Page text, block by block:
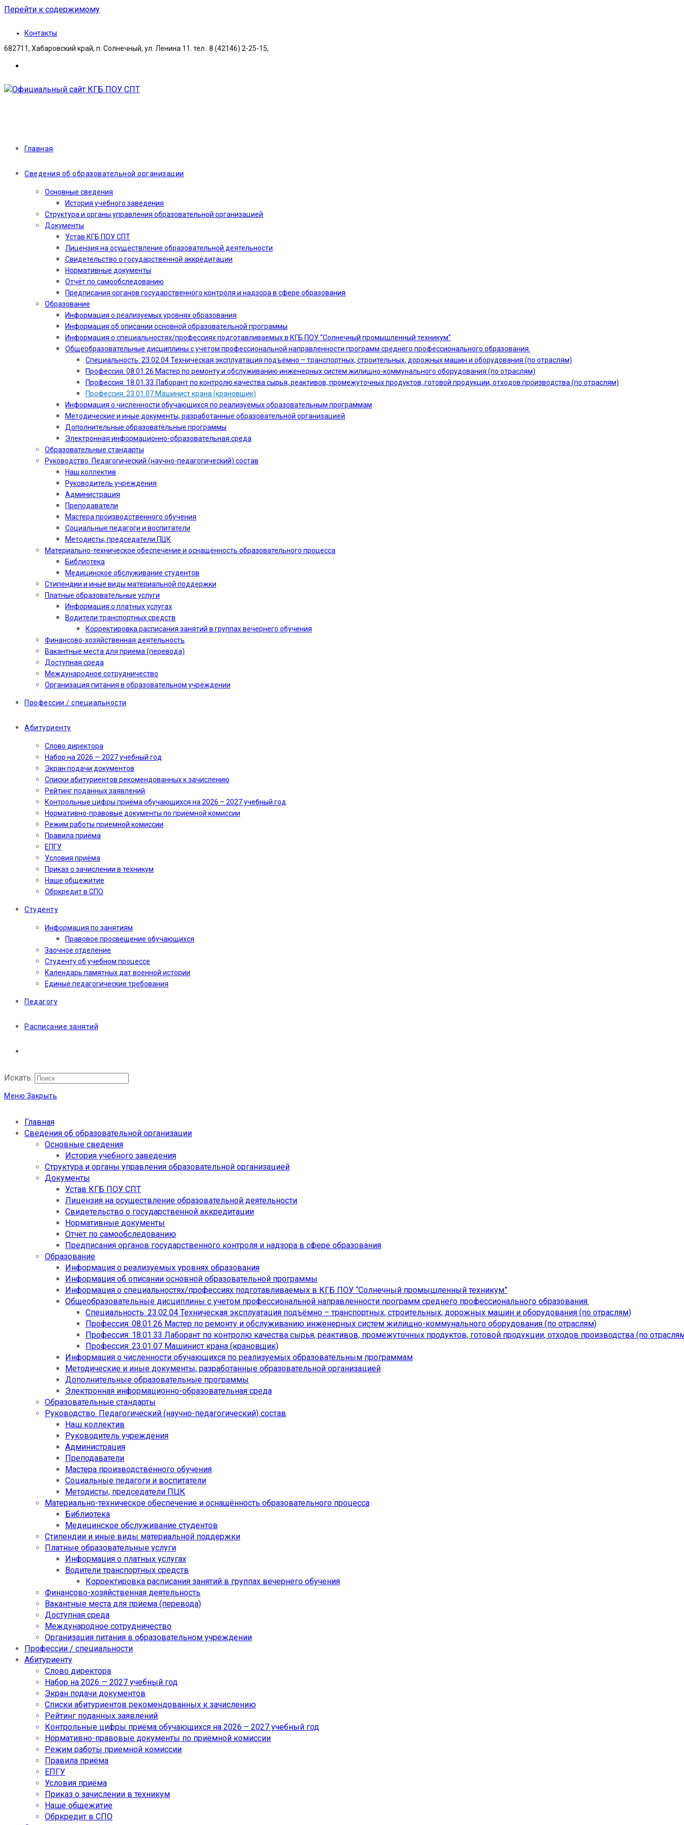
Перейти к содержимому
Контакты
682711, Хабаровский край, п. Солнечный, ул. Ленина 11. тел.: 8 (42146) 2-25-15,
Главная
Сведения об образовательной организации
Основные сведения
История учебного заведения
Структура и органы управления образовательной организацией
Документы
Устав КГБ ПОУ СПТ
Лицензия на осуществление образовательной деятельности
Свидетельство о государственной аккредитации
Нормативные документы
Отчёт по самообследованию
Предписания органов государственного контроля и надзора в сфере образования
Образование
Информация о реализуемых уровнях образования
Информация об описании основной образовательной программы
Информация о специальностях/профессиях подготавливаемых в КГБ ПОУ “Солнечный промышленный техникум”
Общеобразовательные дисциплины с учетом профессиональной направленности программ среднего профессионального образования.
Специальность: 23.02.04 Техническая эксплуатация подъёмно – транспортных, строительных, дорожных машин и оборудования (по отраслям)
Профессия: 08.01.26 Мастер по ремонту и обслуживанию инженерных систем жилищно-коммунального оборудования (по отраслям)
Профессия: 18.01.33 Лаборант по контролю качества сырья, реактивов, промежуточных продуктов, готовой продукции, отходов производства (по отраслям)
Профессия: 23.01.07 Машинист крана (крановщик)
Информация о численности обучающихся по реализуемых образовательным программам
Методические и иные документы, разработанные образовательной организацией
Дополнительные образовательные программы
Электронная информационно-образовательная среда
Образовательные стандарты
Руководство. Педагогический (научно-педагогический) состав
Наш коллектив
Руководитель учреждения
Администрация
Преподаватели
Мастера производственного обучения
Социальные педагоги и воспитатели​
Методисты, председатели ПЦК
Материально-техническое обеспечение и оснащённость образовательного процесса
Библиотека
Медицинское обслуживание студентов
Стипендии и иные виды материальной поддержки
Платные образовательные услуги
Информация о платных услугах
Водители транспортных средств
Корректировка расписания занятий в группах вечернего обучения
Финансово-хозяйственная деятельность
Вакантные места для приема (перевода)
Доступная среда
Международное сотрудничество
Организация питания в образовательном учреждении
Профессии / специальности
Абитуриенту
Слово директора
Набор на 2026 — 2027 учебный год
Экран подачи документов
Cписки абитуриентов рекомендованных к зачислению
Рейтинг поданных заявлений
Контрольные цифры приёма обучающихся на 2026 – 2027 учебный год
Нормативно-правовые документы по приёмной комиссии
Режим работы приемной комиссии
Правила приёма
ЕПГУ
Условия приёма
Приказ о зачислении в техникум
Наше общежитие
Обркредит в СПО
Студенту
Информация по занятиям
Правовое просвещение обучающихся
Заочное отделение
Студенту об учебном процессе
Календарь памятных дат военной истории
Единые педагогические требования
Педагогу
Расписание занятий
Искать:
Меню Закрыть
Главная
Сведения об образовательной организации
Основные сведения
История учебного заведения
Структура и органы управления образовательной организацией
Документы
Устав КГБ ПОУ СПТ
Лицензия на осуществление образовательной деятельности
Свидетельство о государственной аккредитации
Нормативные документы
Отчёт по самообследованию
Предписания органов государственного контроля и надзора в сфере образования
Образование
Информация о реализуемых уровнях образования
Информация об описании основной образовательной программы
Информация о специальностях/профессиях подготавливаемых в КГБ ПОУ “Солнечный промышленный техникум”
Общеобразовательные дисциплины с учетом профессиональной направленности программ среднего профессионального образования.
Специальность: 23.02.04 Техническая эксплуатация подъёмно – транспортных, строительных, дорожных машин и оборудования (по отраслям)
Профессия: 08.01.26 Мастер по ремонту и обслуживанию инженерных систем жилищно-коммунального оборудования (по отраслям)
Профессия: 18.01.33 Лаборант по контролю качества сырья, реактивов, промежуточных продуктов, готовой продукции, отходов производства (по
Профессия: 23.01.07 Машинист крана (крановщик)
Информация о численности обучающихся по реализуемых образовательным программам
Методические и иные документы, разработанные образовательной организацией
Дополнительные образовательные программы
Электронная информационно-образовательная среда
Образовательные стандарты
Руководство. Педагогический (научно-педагогический) состав
Наш коллектив
Руководитель учреждения
Администрация
Преподаватели
Мастера производственного обучения
Социальные педагоги и воспитатели​
Методисты, председатели ПЦК
Материально-техническое обеспечение и оснащённость образовательного процесса
Библиотека
Медицинское обслуживание студентов
Стипендии и иные виды материальной поддержки
Платные образовательные услуги
Информация о платных услугах
Водители транспортных средств
Корректировка расписания занятий в группах вечернего обучения
Финансово-хозяйственная деятельность
Вакантные места для приема (перевода)
Доступная среда
Международное сотрудничество
Организация питания в образовательном учреждении
Профессии / специальности
Абитуриенту
Слово директора
Набор на 2026 — 2027 учебный год
Экран подачи документов
Cписки абитуриентов рекомендованных к зачислению
Рейтинг поданных заявлений
Контрольные цифры приёма обучающихся на 2026 – 2027 учебный год
Нормативно-правовые документы по приёмной комиссии
Режим работы приемной комиссии
Правила приёма
ЕПГУ
Условия приёма
Приказ о зачислении в техникум
Наше общежитие
Обркредит в СПО